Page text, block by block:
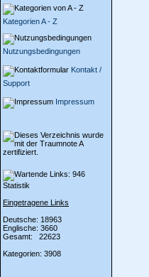
Kategorien A - Z
Nutzungsbedingungen
Kontakt /
Support
Impressum
Statistik
Eingetragene Links
Deutsche: 18963
Englische: 3660
Gesamt: 22623
Kategorien: 3908